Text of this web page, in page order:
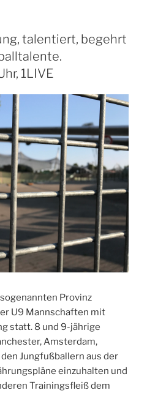
talentiert, begehrt
1LIVE
Provinz
U9 Mannschaften mit
statt. 8 und 9-jährige
Amsterdam,
Jungfußballern aus der
einzuhalten und
Trainingsfleiß dem